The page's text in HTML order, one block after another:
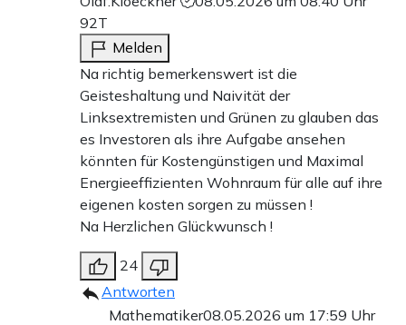
92T
Melden
Na richtig bemerkenswert ist die
Geisteshaltung und Naivität der
Linksextremisten und Grünen zu glauben das
es Investoren als ihre Aufgabe ansehen
könnten für Kostengünstigen und Maximal
Energieeffizienten Wohnraum für alle auf ihre
eigenen kosten sorgen zu müssen !
Na Herzlichen Glückwunsch !
24
Antworten
Mathematiker08.05.2026 um 17:59 Uhr